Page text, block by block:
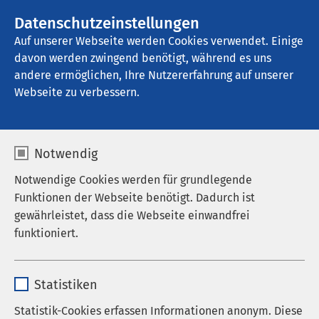
Datenschutzeinstellungen
Auf unserer Webseite werden Cookies verwendet. Einige
davon werden zwingend benötigt, während es uns
andere ermöglichen, Ihre Nutzererfahrung auf unserer
Webseite zu verbessern.
Notwendig
Notwendige Cookies werden für grundlegende
Funktionen der Webseite benötigt. Dadurch ist
gewährleistet, dass die Webseite einwandfrei
funktioniert.
Anbieter sgalinski
Statistiken
Statistik-Cookies erfassen Informationen anonym. Diese
AMEOS Klinikum Staßfurt
Krankenhaushygiene
Der Bereich Krankenhaushygiene berät die
Krankenhausleitung und das Klinikpersonal. Er
Erkennung, Verhütung und Bekämpfung von
Krankenhausinfektionen. Zum „Hygiene-Team"
Ärztinnen und Ärzte in jedem Fachbereich,